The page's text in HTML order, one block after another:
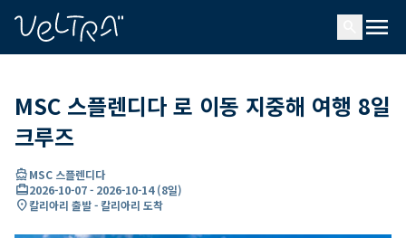
menu
MSC 스플렌디다 로 이동 지중해 여행 8일
크루즈
directions_boatMSC 스플렌디다
card_travel2026-10-07- 2026-10-14(8일)
location_on칼리아리 출발 - 칼리아리 도착